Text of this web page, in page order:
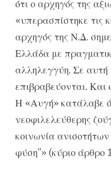
ότι ο αρχηγός της
«υπερασπίστηκε τις
αρχηγός της Ν.Δ.
Ελλάδα με
αλληλεγγύη. Σε αυτή
επιβραβεύονται. Και
Η «Αυγή» κατάλαβε
νεοφιλελεύθερης
κοινωνία
φύση”» (κύριο άρθρο